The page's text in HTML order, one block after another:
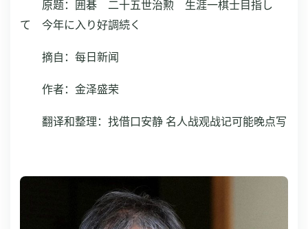
原题：
囲碁 二十五世治勲 生涯一棋士目指し
て 今年に入り好調続く
摘自：每日新闻
作者：金泽盛荣
翻译和整理：找借口安静 名人战观战记可能晚点写